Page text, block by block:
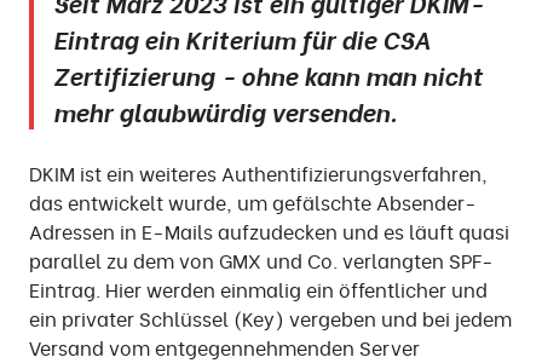
Eintrag ein Kriterium für die CSA
Zertifizierung - ohne kann man nicht
mehr glaubwürdig versenden.
DKIM ist ein weiteres Authentifizierungsverfahren,
das entwickelt wurde, um gefälschte Absender-
Adressen in E-Mails aufzudecken und es läuft quasi
parallel zu dem von GMX und Co. verlangten SPF-
Eintrag. Hier werden einmalig ein öffentlicher und
ein privater Schlüssel (Key) vergeben und bei jedem
Versand vom entgegennehmenden Server